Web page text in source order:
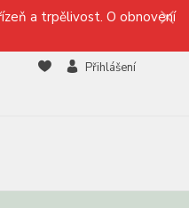
a trpělivost. O obnovení
Přihlášení